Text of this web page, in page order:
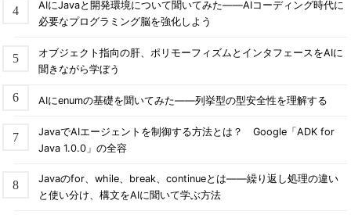
AIにJavaと開発環境について聞いてみた――AIコーディング時代に
必要なプログラミング脳を強化しよう
オブジェクト指向の肝、ポリモーフィズムとインタフェースをAIに
聞きながら学ぼう
AIにenumの基礎を聞いてみた――列挙型の型安全性を理解する
JavaでAIエージェントを制御する方法とは？ Google「ADK for
Java 1.0.0」の全容
Javaのfor、while、break、continueとは――繰り返し処理の違い
と使い分け、構文をAIに聞いて学ぶ方法